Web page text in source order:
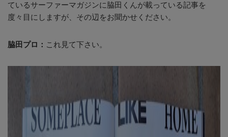
ているサーファーマガジンに脇田くんが載っている記事を
度々目にしますが、その辺をお聞かせください。
脇田プロ： これ見て下さい。